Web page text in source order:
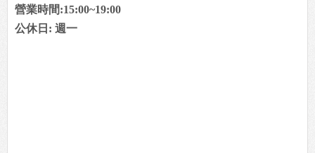
營業時間:15:00~19:00
公休日: 週一